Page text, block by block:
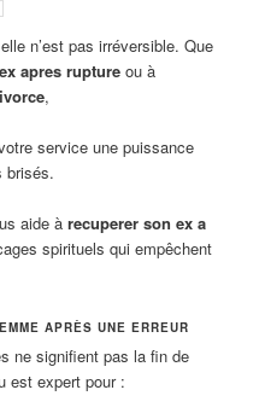
n’est pas irréversible. Que
apres rupture ou à
,
service une puissance
brisés.
aide àrecuperer son ex a
spirituels qui empêchent
APRÈS UNE ERREUR
ne signifient pas la fin de
est expert pour :